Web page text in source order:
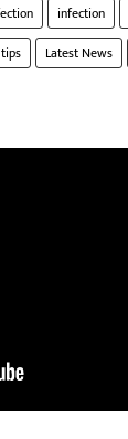
infection
Latest News